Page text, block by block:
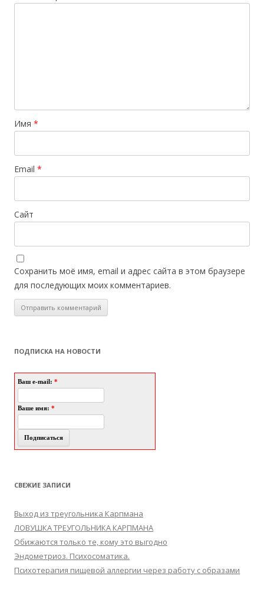
Имя *
Email *
Сайт
Сохранить моё имя, email и адрес сайта в этом браузере
для последующих моих комментариев.
ПОДПИСКА НА НОВОСТИ
Ваш e-mail: *
Ваше имя: *
СВЕЖИЕ ЗАПИСИ
Выход из треугольника Карпмана
ЛОВУШКА ТРЕУГОЛЬНИКА КАРПМАНА
Обижаются только те, кому это выгодно
Эндометриоз. Психосоматика.
Психотерапия пищевой аллергии через работу с образами